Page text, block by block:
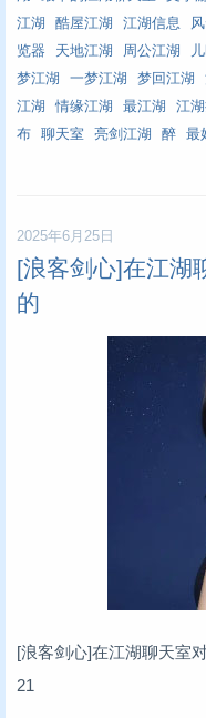
江湖
酷屋江湖 江湖信息
览器
天地江湖 周公江湖
梦江湖
一梦江湖 梦回江湖
江湖
情缘江湖 最江湖 江
布
聊天室 亮剑江湖 醉 最
2025年6月25日
[浪客剑心]在江湖
的
[浪客剑心]在江湖聊天室
21